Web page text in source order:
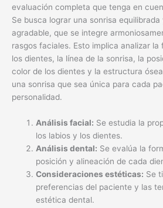
evaluación completa que tenga en
Se busca lograr una sonrisa
agradable, que se integre
rasgos faciales. Esto implica analizar
los dientes, la línea de la sonrisa, la
color de los dientes y la estructura
una sonrisa que sea única para cada
personalidad.
Análisis facial: Se estudia la
los labios y los dientes.
Análisis dental: Se evalúa la
posición y alineación de cada
Consideraciones estéticas: Se
preferencias del paciente y las
estética dental.